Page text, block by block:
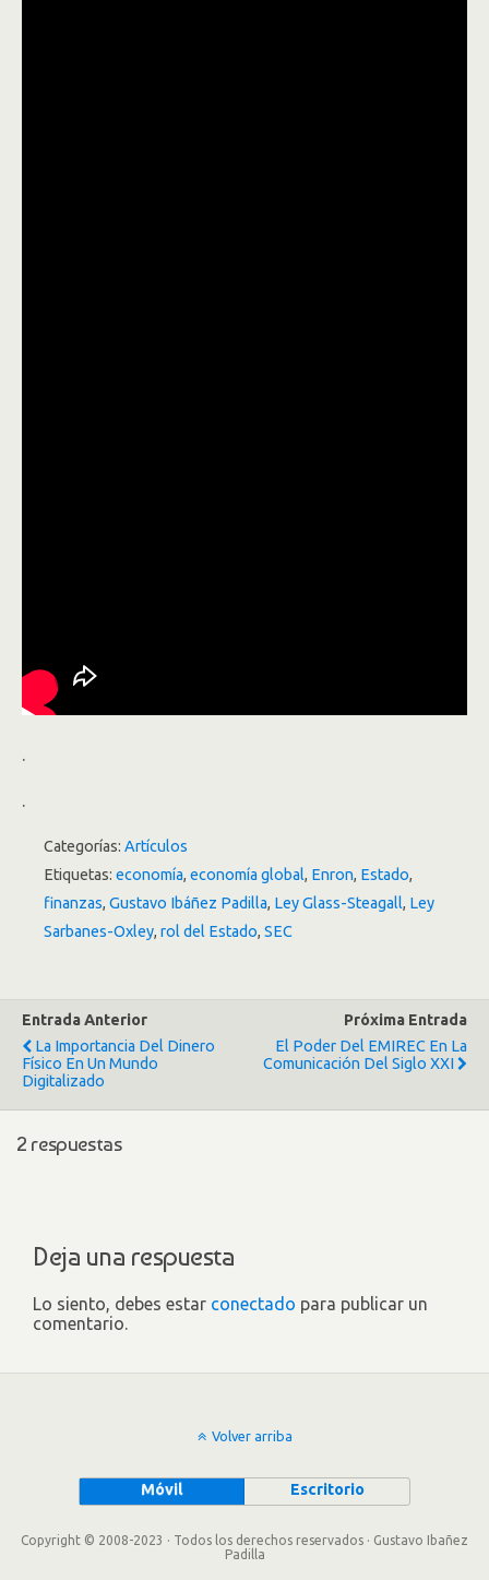
.
.
Categorías: Artículos
Etiquetas: economía, economía global, Enron, Estado,
finanzas, Gustavo Ibáñez Padilla, Ley Glass-Steagall, Ley
Sarbanes-Oxley, rol del Estado, SEC
Entrada Anterior
La Importancia Del Dinero
Físico En Un Mundo
Digitalizado
Próxima Entrada
El Poder Del EMIREC En La
Comunicación Del Siglo XXI
2 respuestas
Deja una respuesta
Lo siento, debes estar conectado para publicar un
comentario.
Volver arriba
Móvil Escritorio
Copyright © 2008-2023 · Todos los derechos reservados · Gustavo Ibañez
Padilla